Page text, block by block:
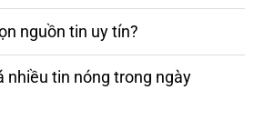
nguồn tin uy tín?
nhiều tin nóng trong ngày